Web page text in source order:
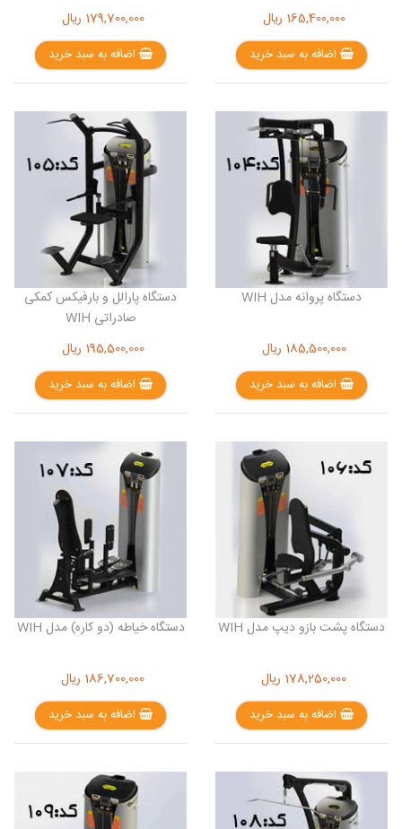
165,400,000 ریال
اضافه به سبد خرید
179,700,000 ریال
اضافه به سبد خرید
دستگاه پروانه مدل WIH
185,500,000 ریال
اضافه به سبد خرید
دستگاه پارالل و بارفیکس کمکی
صادراتی WIH
195,500,000 ریال
اضافه به سبد خرید
دستگاه پشت بازو دیپ مدل WIH
178,250,000 ریال
اضافه به سبد خرید
دستگاه خیاطه (دو کاره) مدل WIH
186,700,000 ریال
اضافه به سبد خرید